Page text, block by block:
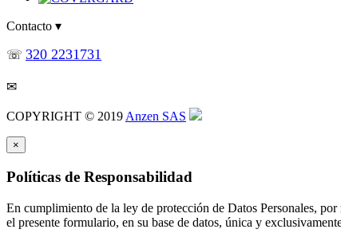
Contacto ▾
☏ 320 2231731
✉
COPYRIGHT © 2019 Anzen SAS
×
Políticas de Responsabilidad
En cumplimiento de la ley de protección de Datos Personales,
el presente formulario, en su base de datos, única y